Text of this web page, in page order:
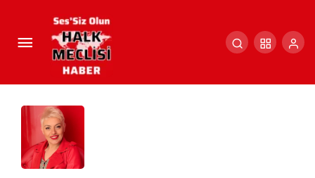
Yalanın taklit edemediği bir
şaheserYorum Yap